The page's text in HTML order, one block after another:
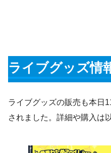
ライブグッズ情
ライブグッズの販売も本日
されました。詳細や購入は